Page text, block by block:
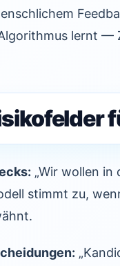
lernt —
„Wir wollen
stimmt zu,